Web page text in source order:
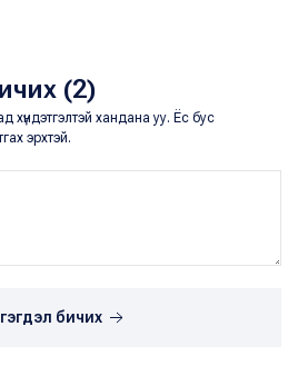
(2)
хүндэтгэлтэй хандана уу. Ёс бус
эрхтэй.
бичих